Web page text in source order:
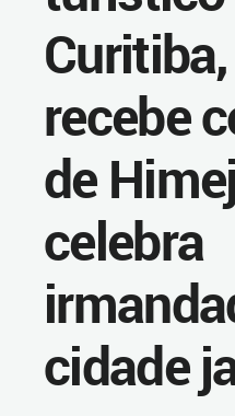
recebe
de
celebra
cidade